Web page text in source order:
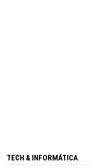
TECH & INFORMÁTICA